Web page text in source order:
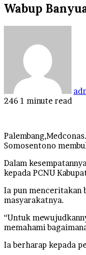
Wabup
246 1 minute read
Somosentono
Dalam
kepada PCNU
Ia pun menceritakan
masyarakatnya.
“Untuk
memahami
Ia berharap kepada